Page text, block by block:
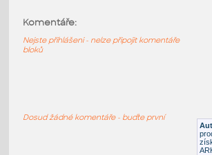
Město
Komentáře:
Nejste přihlášeni - nelze připojit komentáře
bloků
Dosud žádné komentáře - buďte první